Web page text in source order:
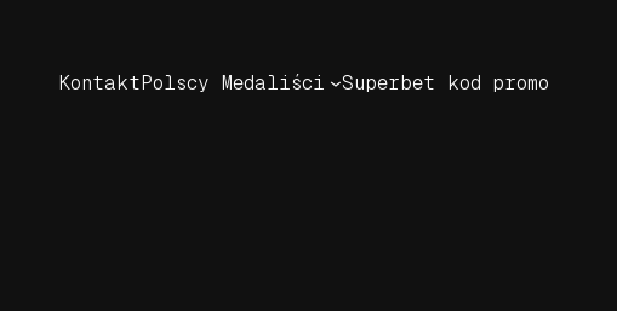
KontaktPolscy Medaliści Superbet kod promo